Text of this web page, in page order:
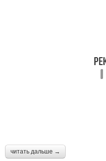
читать дальше →